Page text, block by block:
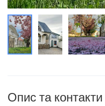
Опис та контакти